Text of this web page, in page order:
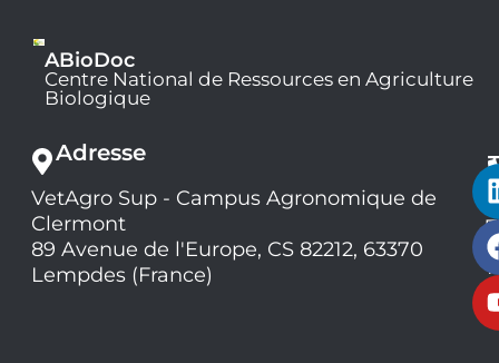
ABioDoc
Centre National de Ressources en Agriculture
Biologique
Adresse
VetAgro Sup - Campus Agronomique de
Clermont
89 Avenue de l'Europe, CS 82212, 63370
Lempdes (France)